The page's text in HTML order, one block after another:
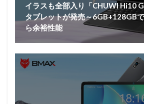
イラスも全部入り「CHUWI Hi10
タブレットが発売～6GB+128GB
ら余裕性能